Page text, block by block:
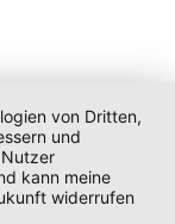
von Dritten,
und
kann meine
widerrufen